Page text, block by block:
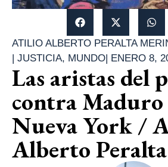
ATILIO ALBERTO PERALTA
JUSTICIA, MUNDO ENERO 8,
Las aristas del
contra Maduro
Nueva York /
Alberto